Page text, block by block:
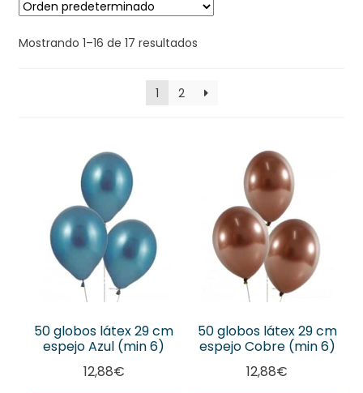
Mostrando 1–16 de 17 resultados
1 2
50 globos látex 29 cm
espejo Azul (min 6)
12,88€
50 globos látex 29 cm
espejo Cobre (min 6)
12,88€